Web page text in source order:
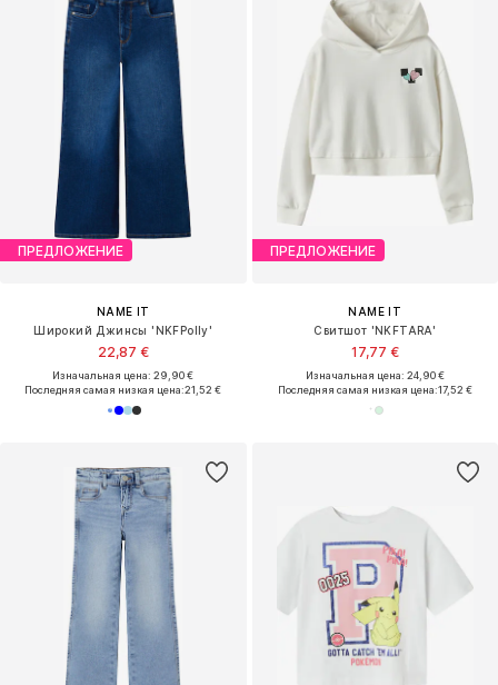
ПРЕДЛОЖЕНИЕ
NAME IT
Широкий Джинсы 'NKFPolly'
22,87 €
Изначальная цена: 29,90 €
Последняя самая низкая цена:21,52 €
ПРЕДЛОЖЕНИЕ
NAME IT
Свитшот 'NKFTARA'
17,77 €
Изначальная цена: 24,90 €
Последняя самая низкая цена:17,52 €